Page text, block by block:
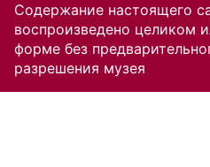
Содержание настоящего
воспроизведено целиком
форме без
разрешения музея